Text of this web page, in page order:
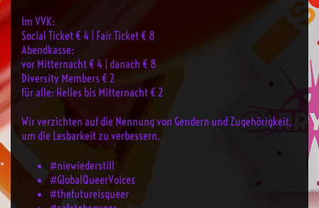
Im VVK:
Social Ticket € 4 | Fair Ticket € 8
Abendkasse:
vor Mitternacht € 4 | danach € 8
Diversity Members € 2
für alle: Helles bis Mitternacht € 2
Wir verzichten auf die Nennung von Gendern und Zugehörigkeit,
um die Lesbarkeit zu verbessern.
#niewiederstill
#GlobalQueerVoices
#thefutureisqueer